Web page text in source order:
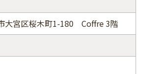
専門家インタビュー
大宮区桜木町1-180 Coffre 3階